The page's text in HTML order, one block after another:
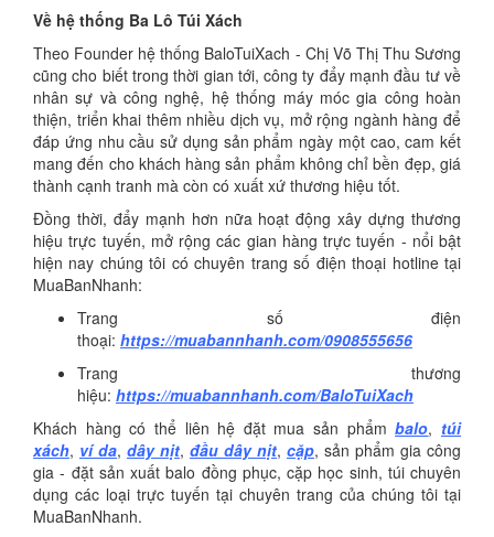
Về hệ thống Ba Lô Túi Xách
Theo Founder hệ thống BaloTuiXach - Chị Võ Thị Thu Sương
cũng cho biết trong thời gian tới, công ty đẩy mạnh đầu tư về
nhân sự và công nghệ, hệ thống máy móc gia công hoàn
thiện, triển khai thêm nhiều dịch vụ, mở rộng ngành hàng để
đáp ứng nhu cầu sử dụng sản phẩm ngày một cao, cam kết
mang đến cho khách hàng sản phẩm không chỉ bền đẹp, giá
thành cạnh tranh mà còn có xuất xứ thương hiệu tốt.
Đồng thời, đẩy mạnh hơn nữa hoạt động xây dựng thương
hiệu trực tuyến, mở rộng các gian hàng trực tuyến - nổi bật
hiện nay chúng tôi có chuyên trang số điện thoại hotline tại
MuaBanNhanh:
Trang số điện
thoại: https://muabannhanh.com/0908555656
Trang thương
hiệu: https://muabannhanh.com/BaloTuiXach
Khách hàng có thể liên hệ đặt mua sản phẩmbalo, túi
xách, ví da, dây nịt, đầu dây nịt, cặp, sản phẩm gia công
gia - đặt sản xuất balo đồng phục, cặp học sinh, túi chuyên
dụng các loại trực tuyến tại chuyên trang của chúng tôi tại
MuaBanNhanh.